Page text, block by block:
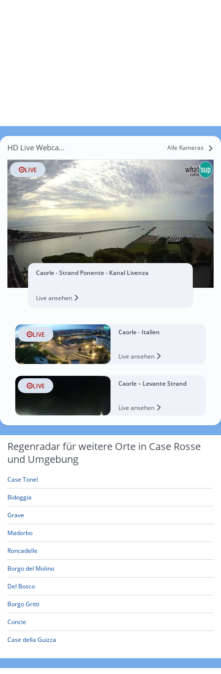
HD Live Webcams Case Rosse Alle Kameras
LIVE
Caorle - Strand Ponente - Kanal Livenza
Live ansehen
LIVE Caorle - Italien
Live ansehen
LIVE Caorle – Levante Strand
Live ansehen
Regenradar für weitere Orte in Case Rosse
und Umgebung
Case Tonel
Bidoggia
Grave
Madorbo
Roncadelle
Borgo del Molino
Del Bosco
Borgo Gritti
Concie
Case della Guizza